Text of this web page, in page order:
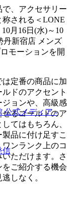
、アクセサリー
される＜LONE
月16日(水)～10
丹新宿店 メンズ
モーションを開
定番の商品に加
ドのアクセント
ョンや、高級感
るゴールドのア
てはもちろん、
品に付け足すこ
ンランク上のコ
ただけます。さ
をご紹介する機会
しなく。
信